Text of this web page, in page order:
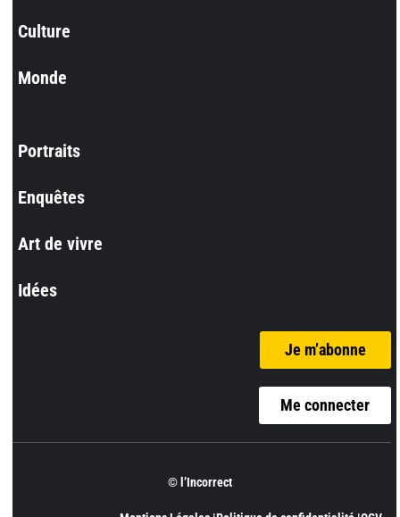
Culture
Monde
Portraits
Enquêtes
Art de vivre
Idées
Je m’abonne
Me connecter
© l’Incorrect